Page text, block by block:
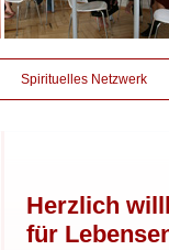
Spirituelles Netzwerk
Herzlich
für